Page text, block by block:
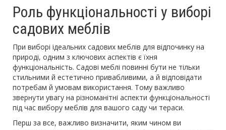
Роль функціональності у виборі
садових меблів
При виборі ідеальних садових меблів для відпочинку на
природі, одним з ключових аспектів є їхня
функціональність. Садові меблі повинні бути не тільки
стильними й естетично привабливими, а й відповідати
потребам й умовам використання. Тому важливо
звернути увагу на різноманітні аспекти функціональності
під час вибору меблів для вашого саду чи тераси.
Перш за все, важливо визначити, яким чином ви